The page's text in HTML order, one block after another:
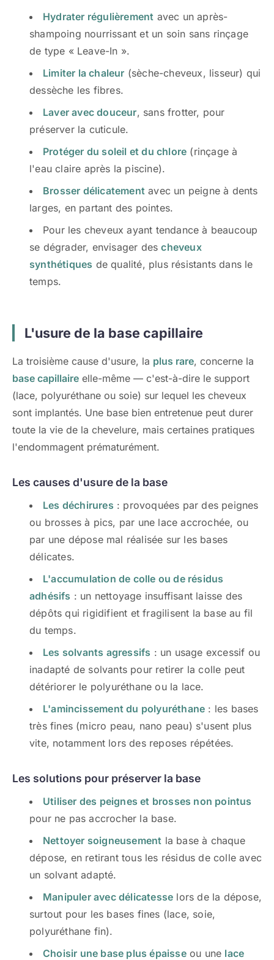
Hydrater régulièrement avec un après-
shampoing nourrissant et un soin sans rinçage
de type « Leave-In ».
Limiter la chaleur (sèche-cheveux, lisseur) qui
dessèche les fibres.
Laver avec douceur, sans frotter, pour
préserver la cuticule.
Protéger du soleil et du chlore (rinçage à
l'eau claire après la piscine).
Brosser délicatement avec un peigne à dents
larges, en partant des pointes.
Pour les cheveux ayant tendance à beaucoup
se dégrader, envisager descheveux
synthétiques de qualité, plus résistants dans le
temps.
L'usure de la base capillaire
La troisième cause d'usure, la plus rare, concerne la
base capillaire elle-même — c'est-à-dire le support
(lace, polyuréthane ou soie) sur lequel les cheveux
sont implantés. Une base bien entretenue peut durer
toute la vie de la chevelure, mais certaines pratiques
l'endommagent prématurément.
Les causes d'usure de la base
Les déchirures : provoquées par des peignes
ou brosses à pics, par une lace accrochée, ou
par une dépose mal réalisée sur les bases
délicates.
L'accumulation de colle ou de résidus
adhésifs : un nettoyage insuffisant laisse des
dépôts qui rigidifient et fragilisent la base au fil
du temps.
Les solvants agressifs : un usage excessif ou
inadapté de solvants pour retirer la colle peut
détériorer le polyuréthane ou la lace.
L'amincissement du polyuréthane : les bases
très fines (micro peau, nano peau) s'usent plus
vite, notamment lors des reposes répétées.
Les solutions pour préserver la base
Utiliser des peignes et brosses non pointus
pour ne pas accrocher la base.
Nettoyer soigneusement la base à chaque
dépose, en retirant tous les résidus de colle avec
un solvant adapté.
Manipuler avec délicatesse lors de la dépose,
surtout pour les bases fines (lace, soie,
polyuréthane fin).
Choisir une base plus épaisseou une lace